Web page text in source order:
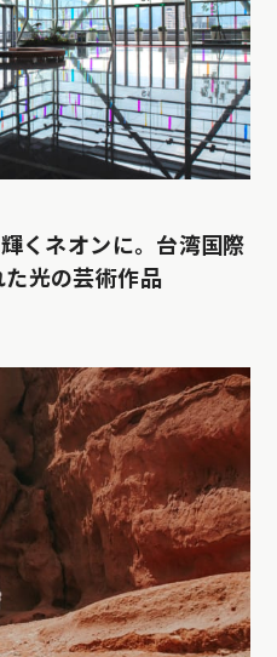
くネオンに。台湾国際
光の芸術作品